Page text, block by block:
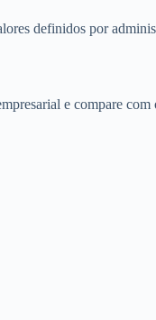
definidos por
e compare